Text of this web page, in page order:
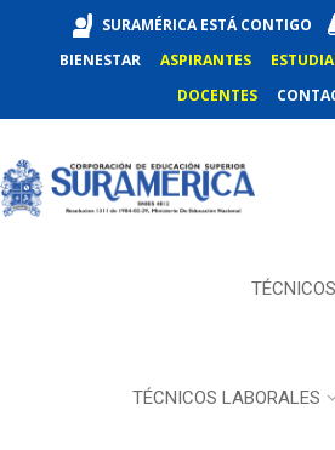
SURAMÉRICA ESTÁ CONTIGO
BIENESTAR
ASPIRANTES
DOCENTES
TÉCNICOS LABORALES